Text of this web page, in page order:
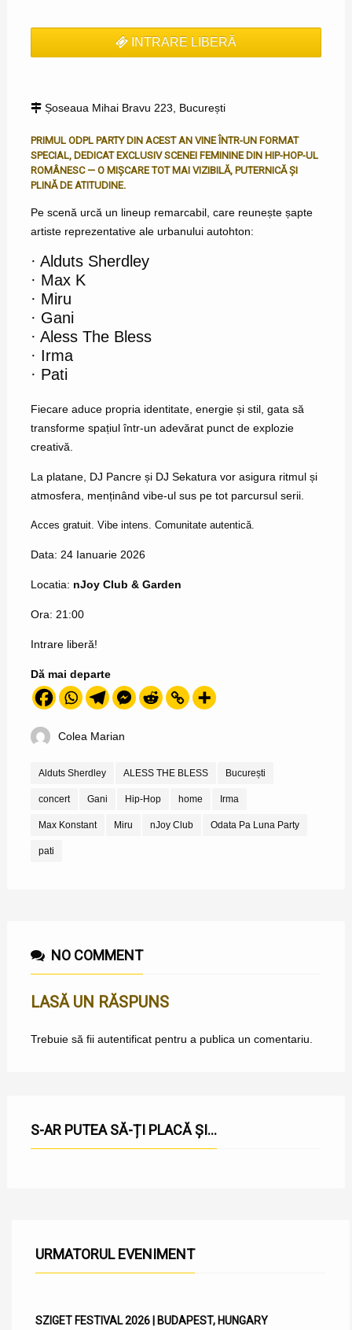
INTRARE LIBERĂ
Șoseaua Mihai Bravu 223, București
PRIMUL ODPL PARTY DIN ACEST AN VINE ÎNTR-UN FORMAT
SPECIAL, DEDICAT EXCLUSIV SCENEI FEMININE DIN HIP-HOP-UL
ROMÂNESC — O MIȘCARE TOT MAI VIZIBILĂ, PUTERNICĂ ȘI
PLINĂ DE ATITUDINE.
Pe scenă urcă un lineup remarcabil, care reunește șapte
artiste reprezentative ale urbanului autohton:
· Alduts Sherdley
· Max K
· Miru
· Gani
· Aless The Bless
· Irma
· Pati
Fiecare aduce propria identitate, energie și stil, gata să
transforme spațiul într-un adevărat punct de explozie
creativă.
La platane, DJ Pancre și DJ Sekatura vor asigura ritmul și
atmosfera, menținând vibe-ul sus pe tot parcursul serii.
Acces gratuit. Vibe intens. Comunitate autentică.
Data: 24 Ianuarie 2026
Locatia: nJoy Club & Garden
Ora: 21:00
Intrare liberă!
Dă mai departe
Colea Marian
Alduts Sherdley ALESS THE BLESS București
concert Gani Hip-Hop home Irma
Max Konstant Miru nJoy Club Odata Pa Luna Party
pati
NO COMMENT
LASĂ UN RĂSPUNS
Trebuie să fii autentificatpentru a publica un comentariu.
S-AR PUTEA SĂ-ȚI PLACĂ ȘI...
URMATORUL EVENIMENT
SZIGET FESTIVAL 2026 | BUDAPEST, HUNGARY